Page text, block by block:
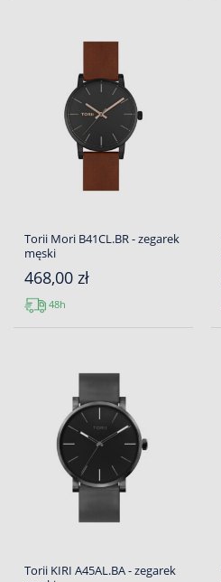
Torii Mori B41CL.BR - zegarek
męski
468,00 zł
48h
Torii KIRI A45AL.BA - zegarek